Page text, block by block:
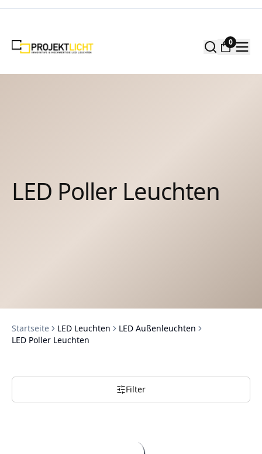
Zum Inhalt springen
0
LED Poller Leuchten
Startseite LED Leuchten
LED Außenleuchten
LED Poller Leuchten
Filter